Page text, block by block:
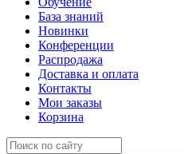
База знаний
Новинки
Конференции
Распродажа
Доставка и оплата
Контакты
Мои заказы
Корзина